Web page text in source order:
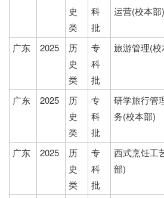
史
类
科
批
运营(校本部)
广东 2025
历
史
类
专
科
批
旅游管理(校
广东 2025
历
史
类
专
科
批
研学旅行管
务(校本部)
广东 2025
历
史
类
专
科
批
西式烹饪工
部)